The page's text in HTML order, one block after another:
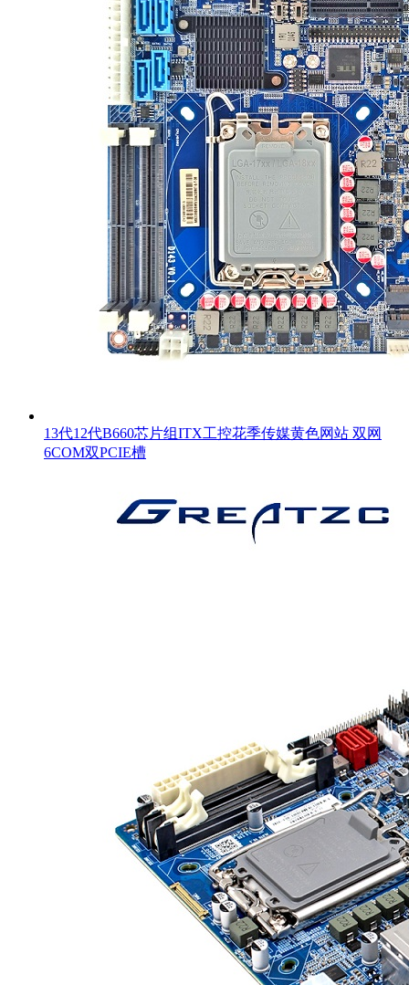
13代12代B660芯片组ITX工控花季传媒黄色网站 双网
6COM双PCIE槽